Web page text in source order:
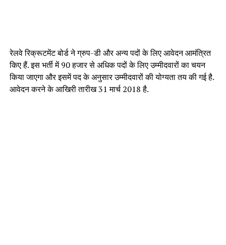
रेलवे रिक्रूटमेंट बोर्ड ने ग्रुप-डी और अन्य पदों के लिए आवेदन आमंत्रित
किए हैं. इस भर्ती में 90 हजार से अधिक पदों के लिए उम्मीदवारों का चयन
किया जाएगा और इसमें पद के अनुसार उम्मीदवारों की योग्यता तय की गई है.
आवेदन करने के आखिरी तारीख 31 मार्च 2018 है.